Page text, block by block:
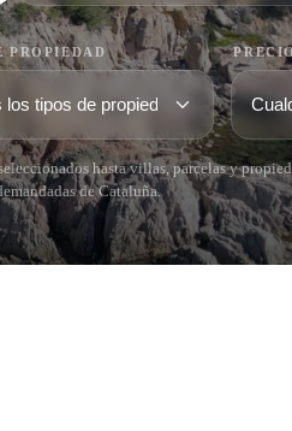
PROPIEDAD
hasta villas, parcelas y
de Cataluña.